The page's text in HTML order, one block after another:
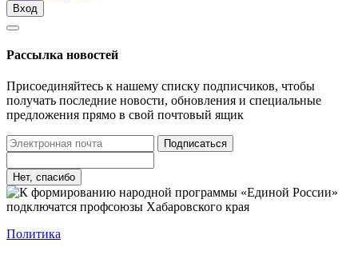
Вход
Рассылка новостей
Присоединяйтесь к нашему списку подписчиков, чтобы
получать последние новости, обновления и специальные
предложения прямо в свой почтовый ящик
Подписаться
Нет, спасибо
Политика